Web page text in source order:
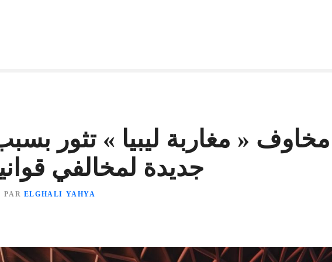
مخاوف « مغاربة ليبيا » تثور
جديدة لمخالفي
PAR ELGHALI YAHYA